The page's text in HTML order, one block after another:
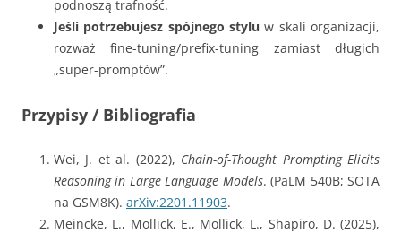
podnoszą trafność.
Jeśli potrzebujesz spójnego stylu w skali organizacji,
rozważ fine-tuning/prefix-tuning zamiast długich
„super-promptów”.
Przypisy / Bibliografia
Wei, J. et al. (2022), Chain-of-Thought Prompting Elicits
Reasoning in Large Language Models. (PaLM 540B; SOTA
na GSM8K). arXiv:2201.11903.
Meincke, L., Mollick, E., Mollick, L., Shapiro, D. (2025),